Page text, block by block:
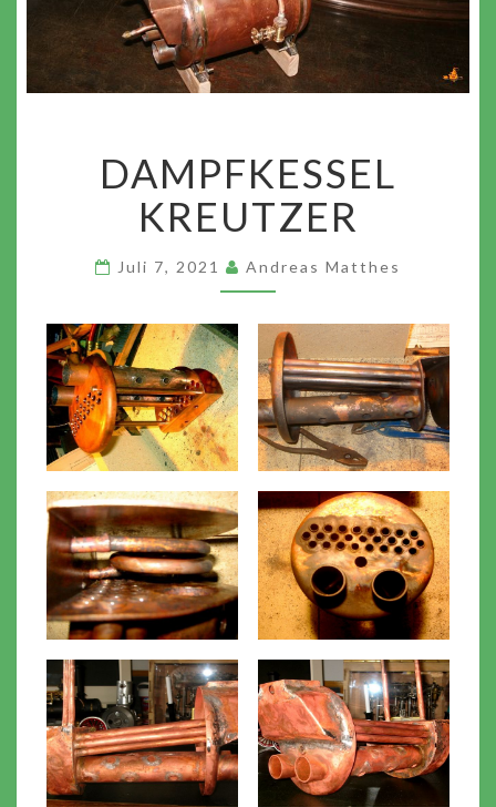
KREUTZER
DAMPFKESSEL
KREUTZER
Juli 7, 2021 Andreas Matthes